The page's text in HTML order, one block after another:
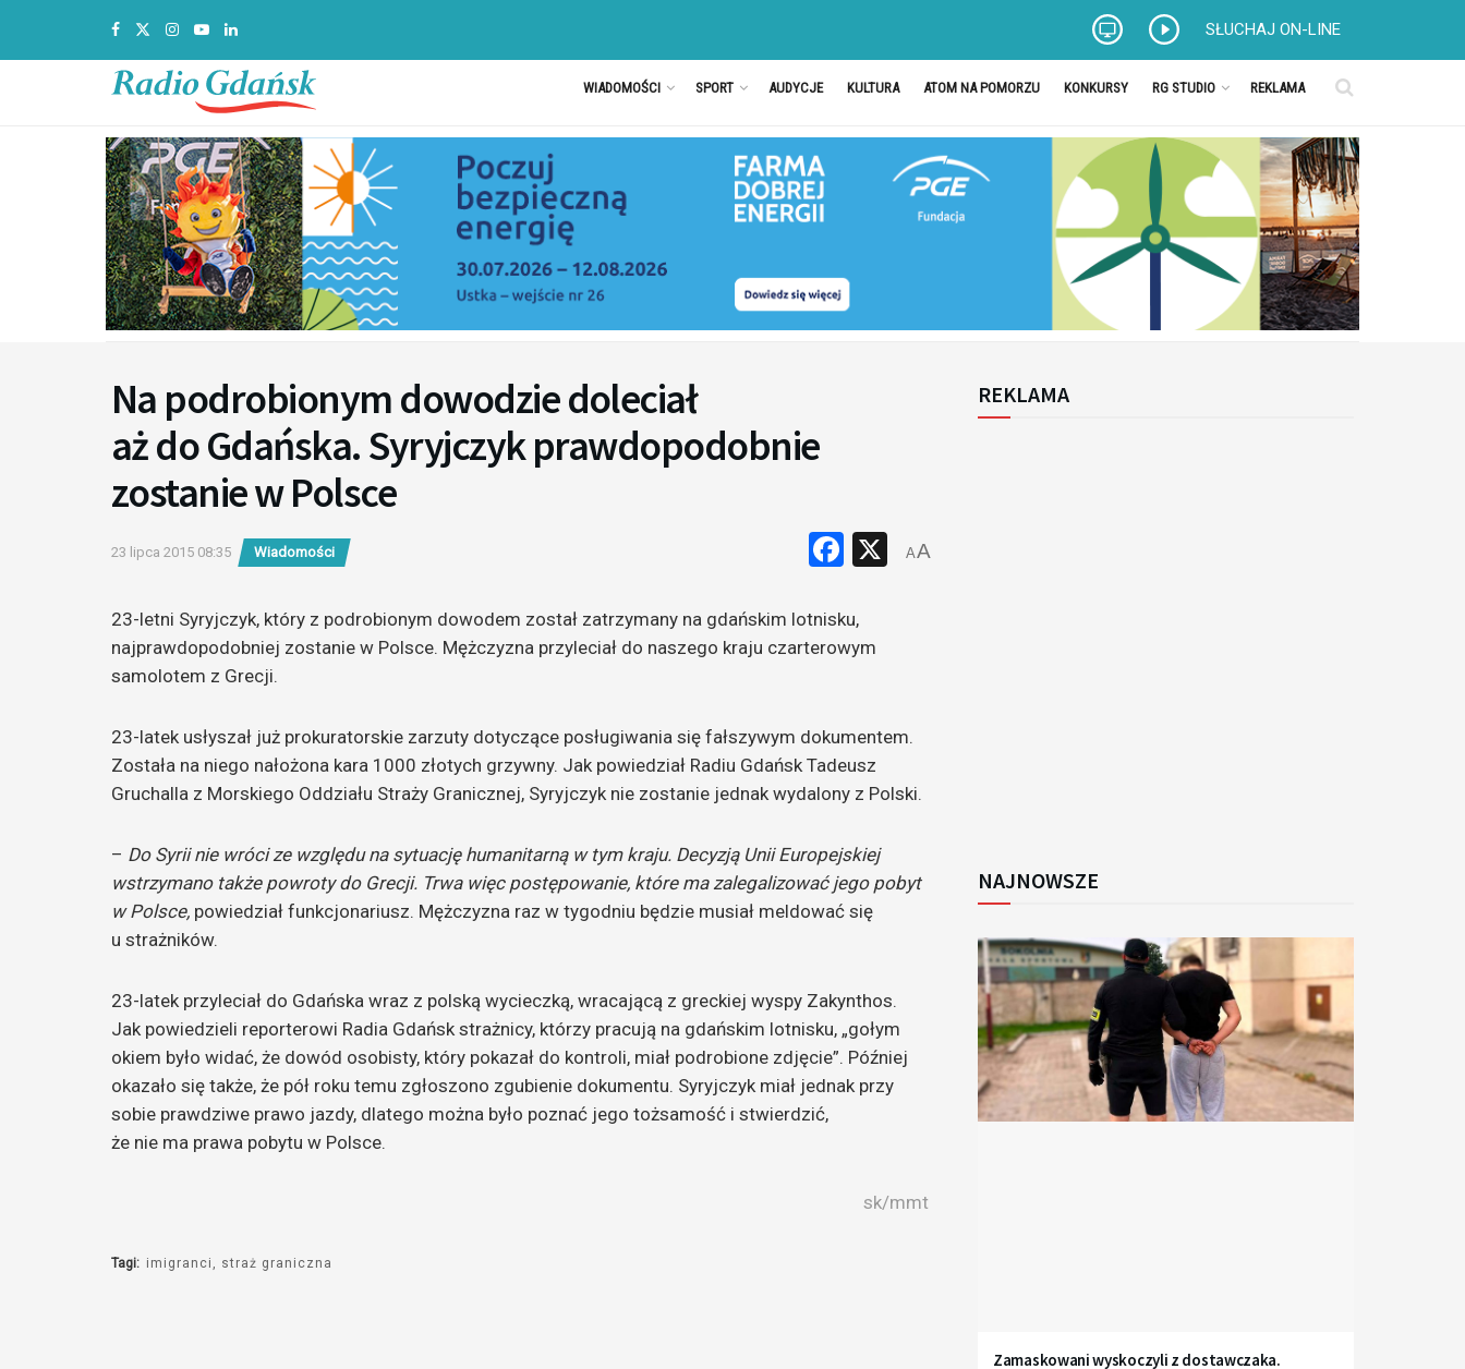
SŁUCHAJ ON-LINE
WIADOMOŚCI SPORT AUDYCJE KULTURA ATOM NA POMORZU KONKURSY RG STUDIO REKLAMA
Na podrobionym dowodzie doleciał
aż do Gdańska. Syryjczyk prawdopodobnie
zostanie w Polsce
23 lipca 2015 08:35 Wiadomości Facebook
X
AA
23-letni Syryjczyk, który z podrobionym dowodem został zatrzymany na gdańskim lotnisku,
najprawdopodobniej zostanie w Polsce. Mężczyzna przyleciał do naszego kraju czarterowym
samolotem z Grecji.
23-latek usłyszał już prokuratorskie zarzuty dotyczące posługiwania się fałszywym dokumentem.
Została na niego nałożona kara 1000 złotych grzywny. Jak powiedział Radiu Gdańsk Tadeusz
Gruchalla z Morskiego Oddziału Straży Granicznej, Syryjczyk nie zostanie jednak wydalony z Polski.
– Do Syrii nie wróci ze względu na sytuację humanitarną w tym kraju. Decyzją Unii Europejskiej
wstrzymano także powroty do Grecji. Trwa więc postępowanie, które ma zalegalizować jego pobyt
w Polsce, powiedział funkcjonariusz. Mężczyzna raz w tygodniu będzie musiał meldować się
u strażników.
23-latek przyleciał do Gdańska wraz z polską wycieczką, wracającą z greckiej wyspy Zakynthos.
Jak powiedzieli reporterowi Radia Gdańsk strażnicy, którzy pracują na gdańskim lotnisku, „gołym
okiem było widać, że dowód osobisty, który pokazał do kontroli, miał podrobione zdjęcie”. Później
okazało się także, że pół roku temu zgłoszono zgubienie dokumentu. Syryjczyk miał jednak przy
sobie prawdziwe prawo jazdy, dlatego można było poznać jego tożsamość i stwierdzić,
że nie ma prawa pobytu w Polsce.
sk/mmt
Tagi: imigranci straż graniczna
REKLAMA
NAJNOWSZE
Zamaskowani wyskoczyli z dostawczaka.